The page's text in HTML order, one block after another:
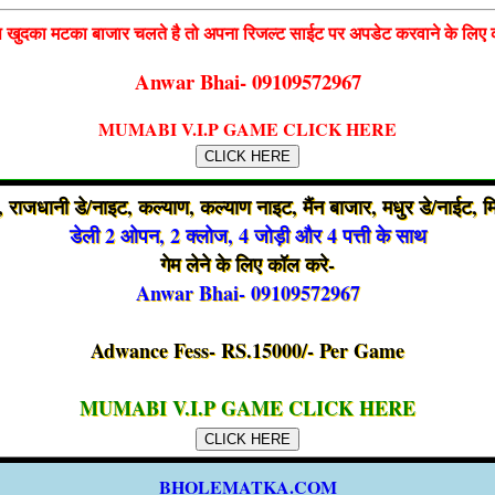
मटका बाजार चलते है तो अपना रिजल्ट साईट पर अपडेट करवाने के
Anwar Bhai- 09109572967
MUMABI V.I.P GAME CLICK HERE
CLICK HERE
राजधानी डे/नाइट, कल्याण, कल्याण नाइट, मैंन बाजार, मधुर डे/नाईट,
डेली 2 ओपन, 2 क्लोज, 4 जोड़ी और 4 पत्ती के साथ
गेम लेने के लिए कॉल करे-
Anwar Bhai- 09109572967
Adwance Fess- RS.15000/- Per Game
MUMABI V.I.P GAME CLICK HERE
CLICK HERE
BHOLEMATKA.COM